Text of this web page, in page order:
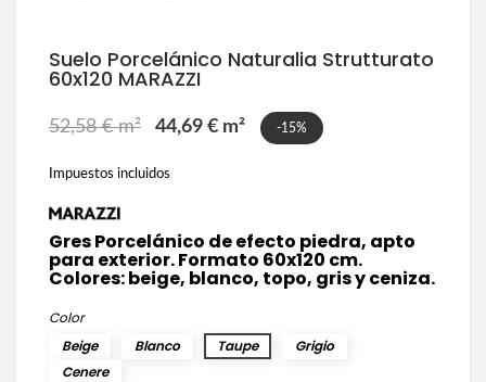
Suelo Porcelánico Naturalia Strutturato
60x120 MARAZZI
52,58 € m² 44,69 € m² -15%
Impuestos incluidos
Gres Porcelánico de efecto piedra, apto
para exterior. Formato 60x120 cm.
Colores: beige, blanco, topo, gris y ceniza.
Color
Beige
Blanco Taupe
Grigio
Cenere